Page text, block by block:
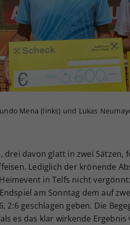
Mena (links) und Lukas
drei davon glatt in zwei Sätzen,
Lediglich der krönende
in Telfs nicht
am Sonntag dem auf
2:6 geschlagen geben. Die
es das klar wirkende